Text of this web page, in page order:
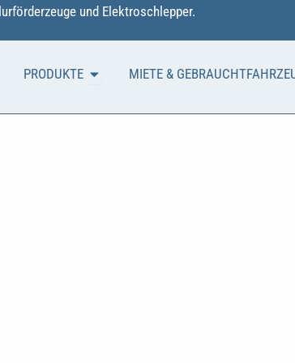
und Elektroschlepper.
ÜBER UNS
PRODUKTE Öffne PRODUKTE
MIETE &